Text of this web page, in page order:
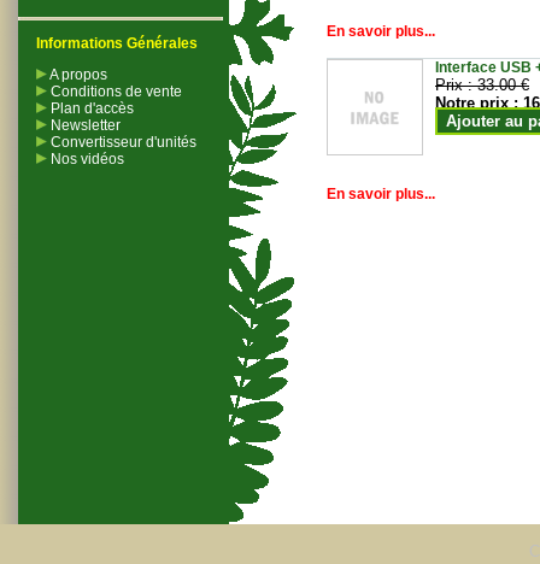
Informations Générales
A propos
Conditions de vente
Plan d'accès
Newsletter
Convertisseur d'unités
Nos vidéos
En savoir plus...
Interface USB
Prix :33.00 €
Notre prix :
Ajouter au
En savoir plus...